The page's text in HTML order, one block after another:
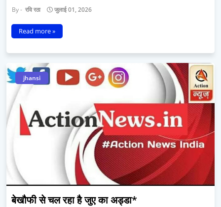
रवि रठा जुलाई 01, 2026
Read more »
jhansi
बेखौफी से चल रहा है जुए का अड्डा*